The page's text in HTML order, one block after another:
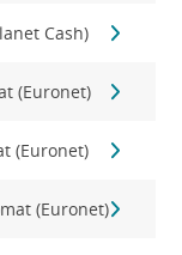
Cash)
(Euronet)
(Euronet)
(Euronet)